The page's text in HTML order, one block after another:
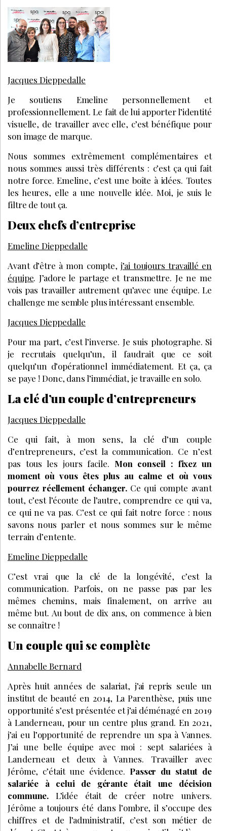
Jacques Dieppedalle
Je soutiens Emeline personnellement et
professionnellement. Le fait de lui apporter l’identité
visuelle, de travailler avec elle, c’est bénéfique pour
son image de marque.
Nous sommes extrêmement complémentaires et
nous sommes aussi très différents : c’est ça qui fait
notre force. Emeline, c’est une boîte à idées. Toutes
les heures, elle a une nouvelle idée. Moi, je suis le
filtre de tout ça.
Deux chefs d’entreprise
Emeline Dieppedalle
Avant d’être à mon compte,j’ai toujours travaillé en
équipe. J’adore le partage et transmettre. Je ne me
vois pas travailler autrement qu’avec une équipe. Le
challenge me semble plus intéressant ensemble.
Jacques Dieppedalle
Pour ma part, c’est l’inverse. Je suis photographe. Si
je recrutais quelqu’un, il faudrait que ce soit
quelqu’un d’opérationnel immédiatement. Et ça, ça
se paye ! Donc, dans l’immédiat, je travaille en solo.
La clé d’un couple d’entrepreneurs
Jacques Dieppedalle
Ce qui fait, à mon sens, la clé d’un couple
d’entrepreneurs, c’est la communication. Ce n’est
pas tous les jours facile. Mon conseil : fixez un
moment où vous êtes plus au calme et où vous
pourrez réellement échanger.Ce qui compte avant
tout, c’est l’écoute de l’autre, comprendre ce qui va,
ce qui ne va pas. C’est ce qui fait notre force : nous
savons nous parler et nous sommes sur le même
terrain d’entente.
Emeline Dieppedalle
C’est vrai que la clé de la longévité, c’est la
communication. Parfois, on ne passe pas par les
mêmes chemins, mais finalement, on arrive au
même but. Au bout de dix ans, on commence à bien
se connaître !
Un couple qui se complète
Annabelle Bernard
Après huit années de salariat, j’ai repris seule un
institut de beauté en 2014, La Parenthèse, puis une
opportunité s’est présentée et j’ai déménagé en 2019
à Landerneau, pour un centre plus grand. En 2021,
j’ai eu l’opportunité de reprendre un spa à Vannes.
J’ai une belle équipe avec moi : sept salariées à
Landerneau et deux à Vannes. Travailler avec
Jérôme, c’était une évidence. Passer du statut de
salariée à celui de gérante était une décision
commune. L’idée était de créer notre univers.
Jérôme a toujours été dans l’ombre, il s’occupe des
chiffres et de l’administratif, c’est son métier de